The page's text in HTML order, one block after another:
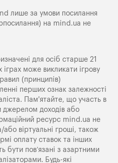
лише за умови посилання
на mind.ua не
для осіб старше 21
може викликати ігрову
(принципів)
перших ознак залежності
Пам'ятайте, що участь в
джерелом доходів або
ресурс mind.ua не
або віртуальні гроші, також
оплату ставок та інших
бути пов’язані з азартними
Будь-які